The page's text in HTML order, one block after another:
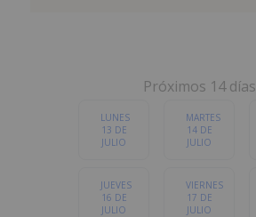
Próximos 14 días
LUNES
13 DE
JULIO
MARTES
14 DE
JULIO
JUEVES
16 DE
JULIO
VIERNES
17 DE
JULIO